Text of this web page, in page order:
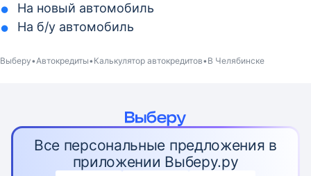
На новый автомобиль
На б/у автомобиль
Выберу Автокредиты Калькулятор автокредитов В Челябинске
Все персональные предложения в
приложении Выберу.ру